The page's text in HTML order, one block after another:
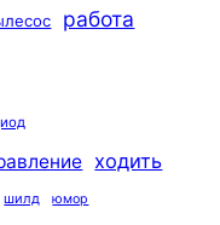
работа
ходить
шилд юмор